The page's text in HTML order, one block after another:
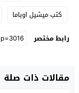
كتب ميشيل اوباما
رابط مختصر
مقالات ذات صلة